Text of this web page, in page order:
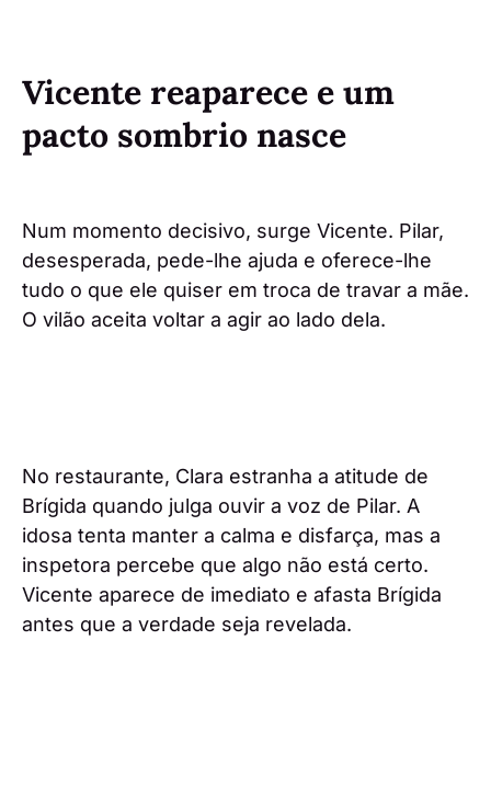
Vicente reaparece e um
pacto sombrio nasce
Num momento decisivo, surge Vicente. Pilar,
desesperada, pede-lhe ajuda e oferece-lhe
tudo o que ele quiser em troca de travar a mãe.
O vilão aceita voltar a agir ao lado dela.
No restaurante, Clara estranha a atitude de
Brígida quando julga ouvir a voz de Pilar. A
idosa tenta manter a calma e disfarça, mas a
inspetora percebe que algo não está certo.
Vicente aparece de imediato e afasta Brígida
antes que a verdade seja revelada.